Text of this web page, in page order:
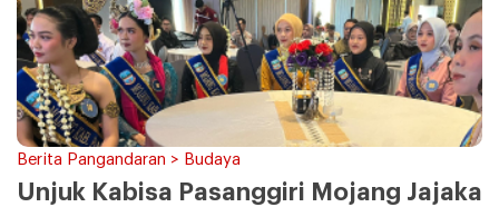
Berita Pangandaran > Budaya
Unjuk Kabisa Pasanggiri Mojang Jajaka